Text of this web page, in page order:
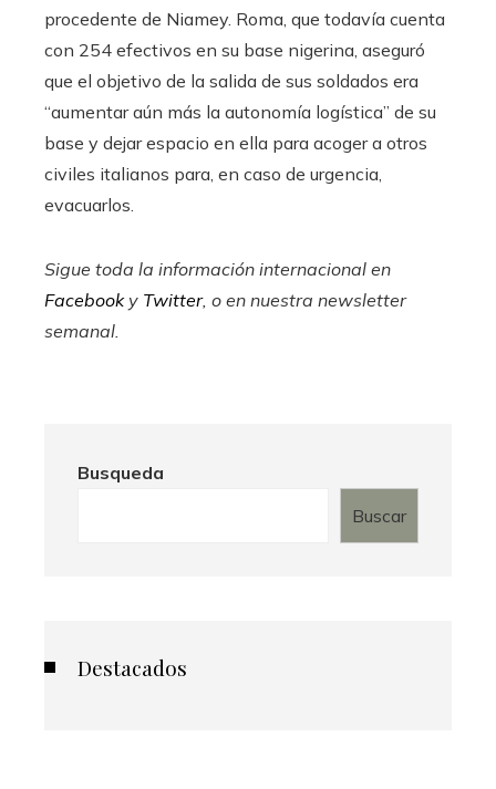
procedente de Niamey. Roma, que todavía cuenta
con 254 efectivos en su base nigerina, aseguró
que el objetivo de la salida de sus soldados era
“aumentar aún más la autonomía logística” de su
base y dejar espacio en ella para acoger a otros
civiles italianos para, en caso de urgencia,
evacuarlos.
Sigue toda la información internacional en
Facebooky Twitter, o en nuestra newsletter
semanal
Busqueda
Buscar
Destacados